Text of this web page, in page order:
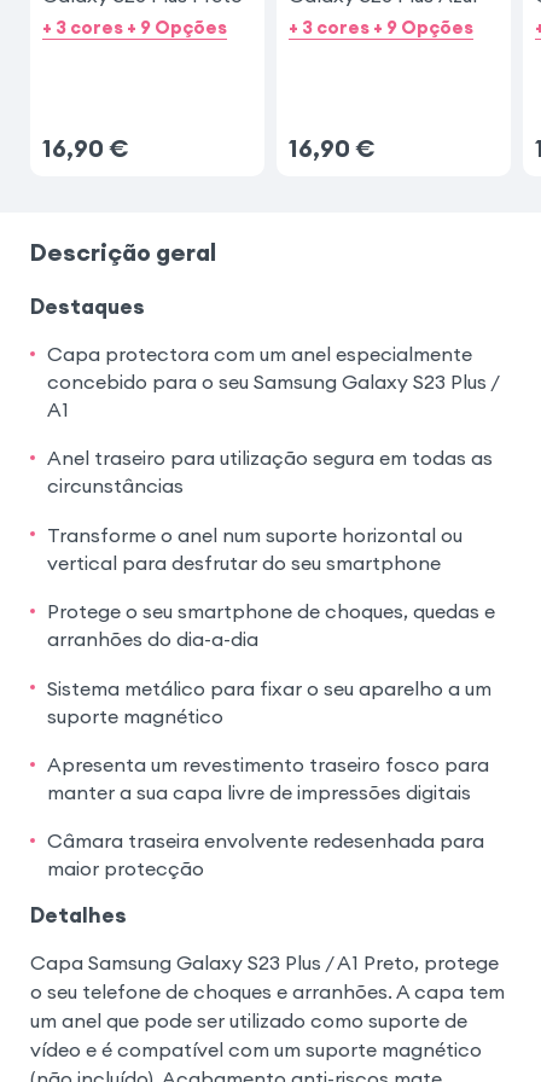
+ 3 cores + 9 Opções
16,90 €
+ 3 cores + 9 Opções
16,90 €
Descrição geral
Destaques
Capa protectora com um anel especialmente
concebido para o seu Samsung Galaxy S23 Plus /
A1
Anel traseiro para utilização segura em todas as
circunstâncias
Transforme o anel num suporte horizontal ou
vertical para desfrutar do seu smartphone
Protege o seu smartphone de choques, quedas e
arranhões do dia-a-dia
Sistema metálico para fixar o seu aparelho a um
suporte magnético
Apresenta um revestimento traseiro fosco para
manter a sua capa livre de impressões digitais
Câmara traseira envolvente redesenhada para
maior protecção
Detalhes
Capa Samsung Galaxy S23 Plus / A1 Preto, protege
o seu telefone de choques e arranhões. A capa tem
um anel que pode ser utilizado como suporte de
vídeo e é compatível com um suporte magnético